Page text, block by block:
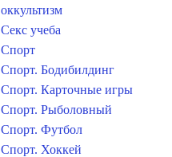
оккультизм
Секс учеба
Спорт
Спорт. Бодибилдинг
Спорт. Карточные игры
Спорт. Рыболовный
Спорт. Футбол
Спорт. Хоккей